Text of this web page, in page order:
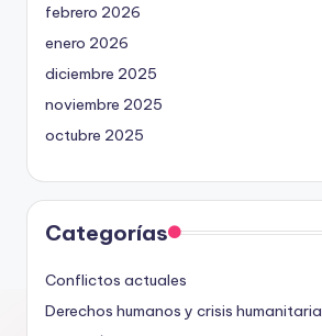
febrero 2026
enero 2026
diciembre 2025
noviembre 2025
octubre 2025
Categorías
Conflictos actuales
Derechos humanos y crisis humanitaria